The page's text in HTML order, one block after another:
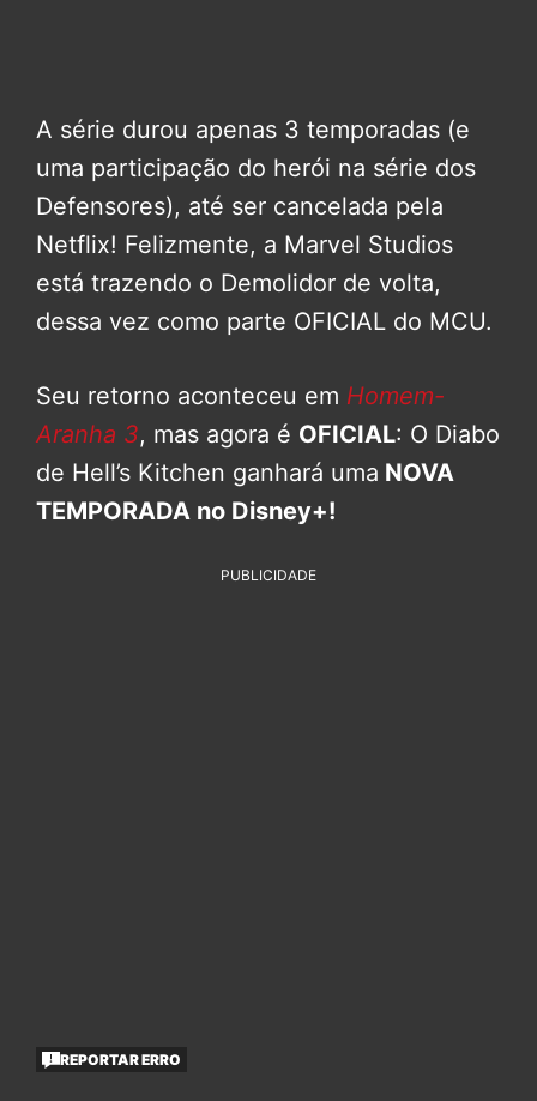
A série durou apenas 3 temporadas (e
uma participação do herói na série dos
Defensores), até ser cancelada pela
Netflix! Felizmente, a Marvel Studios
está trazendo o Demolidor de volta,
dessa vez como parte OFICIAL do MCU.
Seu retorno aconteceu em Homem-
Aranha 3, mas agora é OFICIAL: O Diabo
de Hell’s Kitchen ganhará uma NOVA
TEMPORADA no Disney+!
PUBLICIDADE
REPORTAR ERRO